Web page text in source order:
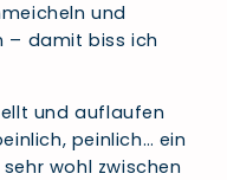
und
– damit biss ich
und auflaufen
peinlich… ein
wohl zwischen